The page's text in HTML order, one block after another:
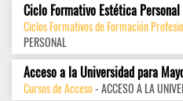
Ciclo Formativo Estética
Ciclos Formativos de Formación
PERSONAL
Acceso a la Universidad para
Cursos de Acceso- ACCESO A LA